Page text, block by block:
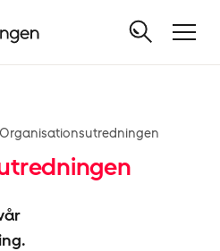
Organisationsutredningen